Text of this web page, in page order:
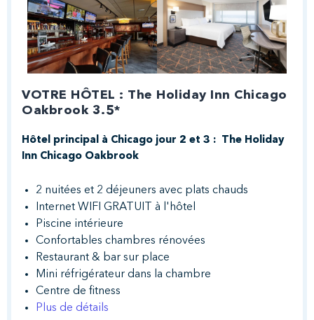
VOTRE HÔTEL : The Holiday Inn Chicago
Oakbrook 3.5*
Hôtel principal à Chicago jour 2 et 3 : The Holiday
Inn Chicago Oakbrook
2 nuitées et 2 déjeuners avec plats chauds
Internet WIFI GRATUIT à l'hôtel
Piscine intérieure
Confortables chambres rénovées
Restaurant & bar sur place
Mini réfrigérateur dans la chambre
Centre de fitness
Plus de détails